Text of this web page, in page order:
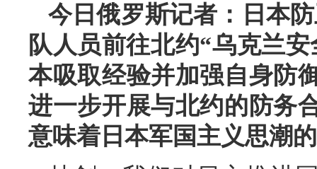
今日俄罗斯记者：日本
队人员前往北约“乌克兰
本吸取经验并加强自身防
进一步开展与北约的防务
意味着日本军国主义思潮